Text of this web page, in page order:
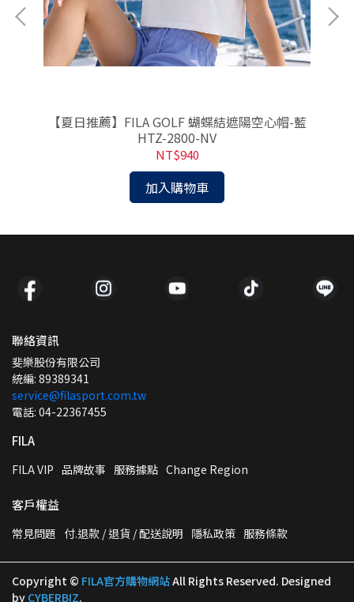
【夏日推薦】FILA GOLF 蝴蝶結遮陽空心帽-藍
HTZ-2800-NV
NT$940
加入購物車
聯絡資訊
斐樂股份有限公司
統編: 89389341
service@filasport.com.tw
電話: 04-22367455
FILA
FILA VIP 品牌故事 服務據點 Change Region
客戶權益
常見問題 付.退款 / 退貨 / 配送說明 隱私政策 服務條款
Copyright © FILA官方購物網站All Rights Reserved. Designed
by CYBERBIZ.